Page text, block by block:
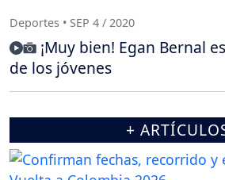
Deportes • SEP 4 / 2020
¡Muy bien! Egan Bernal
de los jóvenes
+